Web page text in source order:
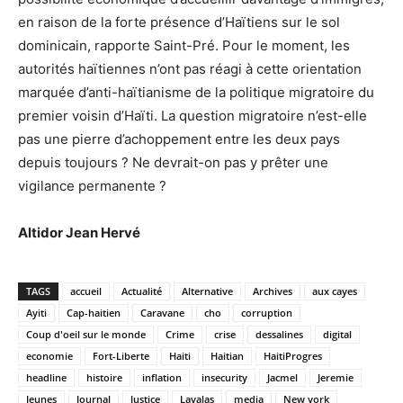
en raison de la forte présence d’Haïtiens sur le sol
dominicain, rapporte Saint-Pré. Pour le moment, les
autorités haïtiennes n’ont pas réagi à cette orientation
marquée d’anti-haïtianisme de la politique migratoire du
premier voisin d’Haïti. La question migratoire n’est-elle
pas une pierre d’achoppement entre les deux pays
depuis toujours ? Ne devrait-on pas y prêter une
vigilance permanente ?
Altidor Jean Hervé
TAGS accueil Actualité Alternative Archives
aux cayes
Ayiti
Cap-haitien Caravane cho
corruption
Coup d'oeil sur le monde
Crime crise dessalines
digital
economie
Fort-Liberte Haiti Haitian
HaitiProgres
headline
histoire inflation insecurity Jacmel
Jeremie
Jeunes
Journal Justice Lavalas media
New york